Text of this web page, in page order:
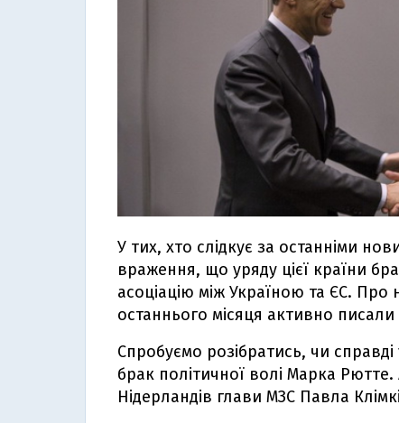
У тих, хто слідкує за останніми
враження, що уряду цієї країни
асоціацію між Україною та ЄС.
останнього місяця активно писали
Спробуємо розібратись, чи
брак політичної волі Марка
Нідерландів глави МЗС Павла